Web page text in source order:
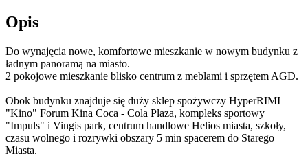
Opis
Do wynajęcia nowe, komfortowe mieszkanie w nowym budynku z
ładnym panoramą na miasto.
2 pokojowe mieszkanie blisko centrum z meblami i sprzętem AGD.
Obok budynku znajduje się duży sklep spożywczy HyperRIMI
"Kino" Forum Kina Coca - Cola Plaza, kompleks sportowy
"Impuls" i Vingis park, centrum handlowe Helios miasta, szkoły,
czasu wolnego i rozrywki obszary 5 min spacerem do Starego
Miasta.